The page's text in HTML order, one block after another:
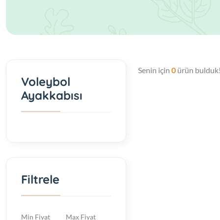
Senin için 0ürün
Voleybol
Ayakkabısı
Filtrele
Min Fiyat Max Fiyat